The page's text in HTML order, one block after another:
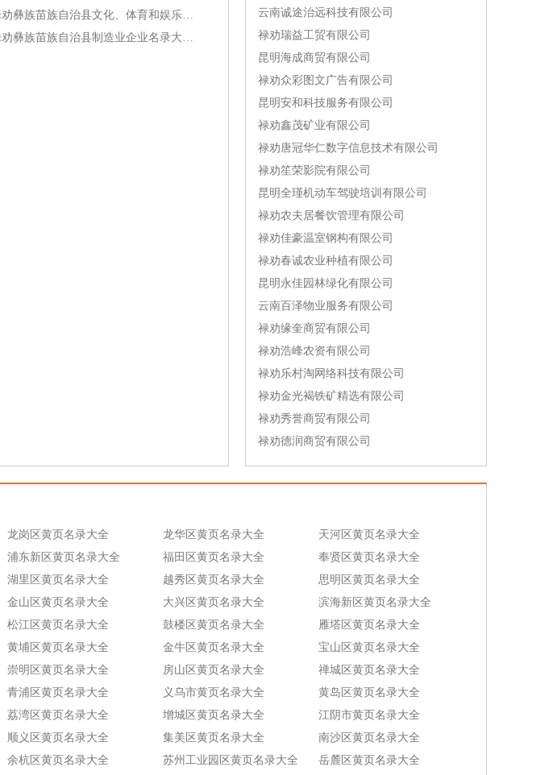
云南诚途治远科技有限公司
禄劝瑞益工贸有限公司
昆明海成商贸有限公司
禄劝众彩图文广告有限公司
昆明安和科技服务有限公司
禄劝鑫茂矿业有限公司
禄劝唐冠华仁数字信息技术有限公司
禄劝笙荣影院有限公司
昆明全瑾机动车驾驶培训有限公司
禄劝农夫居餐饮管理有限公司
禄劝佳豪温室钢构有限公司
禄劝春诚农业种植有限公司
昆明永佳园林绿化有限公司
云南百泽物业服务有限公司
禄劝缘奎商贸有限公司
禄劝浩峰农资有限公司
禄劝乐村淘网络科技有限公司
禄劝金光褐铁矿精选有限公司
禄劝秀誉商贸有限公司
禄劝德润商贸有限公司
龙岗区黄页名录大全 龙华区黄页名录大全
天河区黄页名录大全
浦东新区黄页名录大全 福田区黄页名录大全
奉贤区黄页名录大全
湖里区黄页名录大全 越秀区黄页名录大全
思明区黄页名录大全
金山区黄页名录大全 大兴区黄页名录大全
滨海新区黄页名录大全
松江区黄页名录大全 鼓楼区黄页名录大全
雁塔区黄页名录大全
黄埔区黄页名录大全 金牛区黄页名录大全
宝山区黄页名录大全
崇明区黄页名录大全 房山区黄页名录大全
禅城区黄页名录大全
青浦区黄页名录大全 义乌市黄页名录大全
黄岛区黄页名录大全
荔湾区黄页名录大全 增城区黄页名录大全
江阴市黄页名录大全
顺义区黄页名录大全 集美区黄页名录大全
南沙区黄页名录大全
余杭区黄页名录大全 苏州工业园区黄页名录大全
岳麓区黄页名录大全